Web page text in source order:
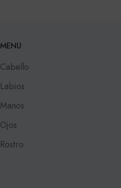
MENU
Cabello
Labios
Manos
Ojos
Rostro